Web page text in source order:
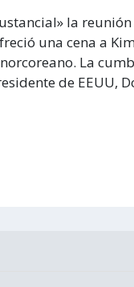
la
una cena a
La
de EEUU,